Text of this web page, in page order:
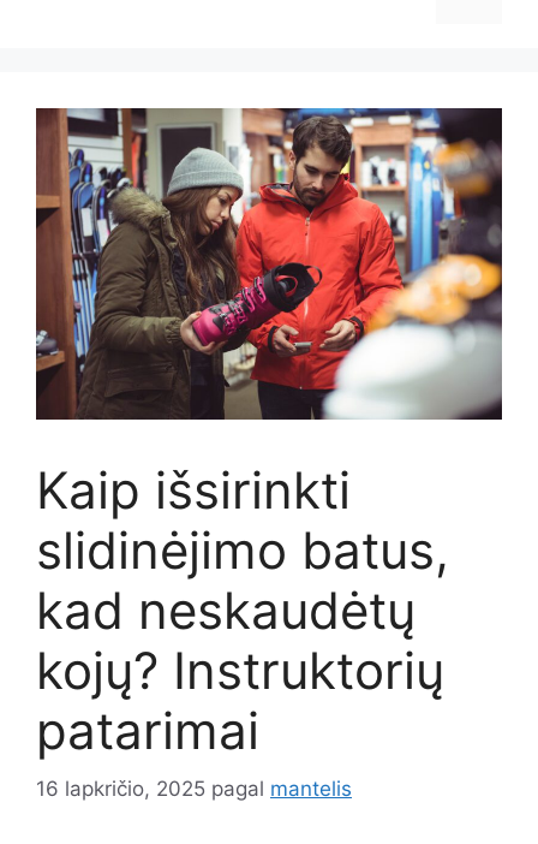
Kaip išsirinkti
slidinėjimo batus,
kad neskaudėtų
kojų? Instruktorių
patarimai
16 lapkričio, 2025 pagal mantelis